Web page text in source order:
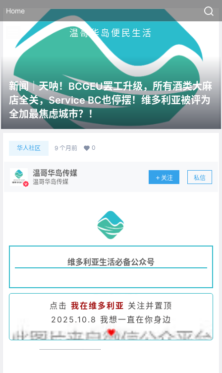
Home
温哥华岛便民生活
新闻｜天呐！BCGEU罢工升级，所有酒类大麻
店全关，Service BC也停摆！维多利亚被评为
全加最焦虑城市？！
华人社区 9 个月前 0
温哥华岛传媒
温哥华岛传媒
关注 私信
维多利亚生活必备公众号
点击 我在维多利亚 关注并置顶
2025.10.8 我想一直在你身边